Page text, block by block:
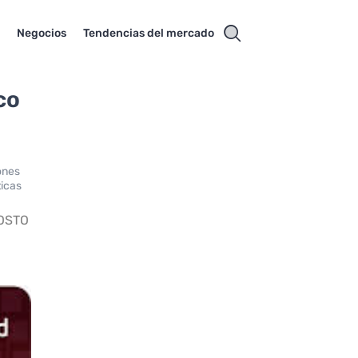
Negocios Tendencias del mercado